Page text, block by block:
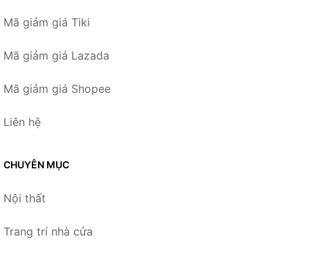
Mã giảm giá Tiki
Mã giảm giá Lazada
Mã giảm giá Shopee
Liên hệ
CHUYÊN MỤC
Nội thất
Trang trí nhà cửa